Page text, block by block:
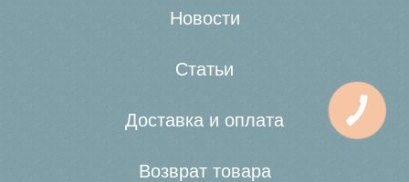
Новости
Статьи
Доставка и оплата
Возврат товара